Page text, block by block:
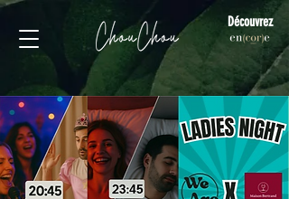
Découvrez